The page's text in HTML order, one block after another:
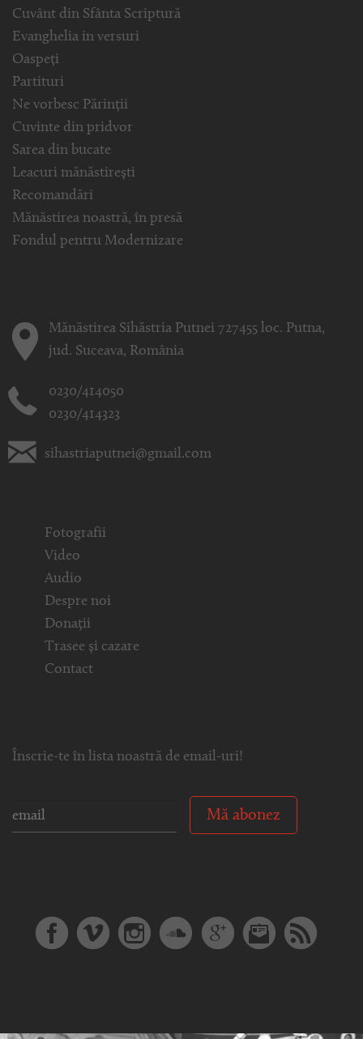
Cuvânt din Sfânta Scriptură
Evanghelia in versuri
Oaspeți
Partituri
Ne vorbesc Părinții
Cuvinte din pridvor
Sarea din bucate
Leacuri mănăstirești
Recomandări
Mănăstirea noastră, în presă
Fondul pentru Modernizare
Mănăstirea Sihăstria Putnei 727455 loc. Putna,
jud. Suceava, România
0230/414050
0230/414323
sihastriaputnei@gmail.com
Fotografii
Video
Audio
Despre noi
Donații
Trasee și cazare
Contact
Înscrie-te în lista noastră de email-uri!
Mă abonez